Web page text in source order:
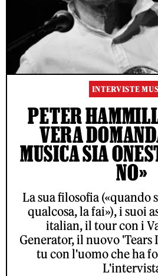
INTERVISTE
PETER
VERA
MUSICA SIA
NO»
La sua filosofia («quando
qualcosa, la fai»), i suoi
italian, il tour con i
Generator, il nuovo
tu con l'uomo che ha